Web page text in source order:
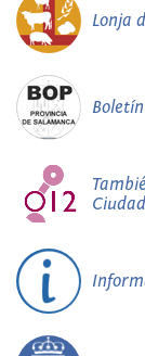
Lonja